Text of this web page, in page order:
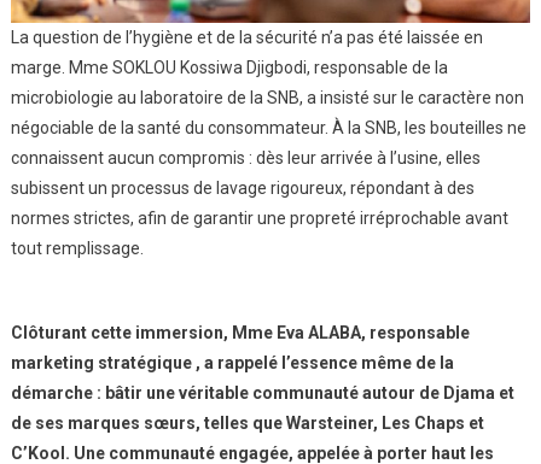
La question de l’hygiène et de la sécurité n’a pas été laissée en
marge. Mme SOKLOU Kossiwa Djigbodi, responsable de la
microbiologie au laboratoire de la SNB, a insisté sur le caractère non
négociable de la santé du consommateur. À la SNB, les bouteilles ne
connaissent aucun compromis : dès leur arrivée à l’usine, elles
subissent un processus de lavage rigoureux, répondant à des
normes strictes, afin de garantir une propreté irréprochable avant
tout remplissage.
Clôturant cette immersion, Mme Eva ALABA, responsable
marketing stratégique , a rappelé l’essence même de la
démarche : bâtir une véritable communauté autour de Djama et
de ses marques sœurs, telles que Warsteiner, Les Chaps et
C’Kool. Une communauté engagée, appelée à porter haut les